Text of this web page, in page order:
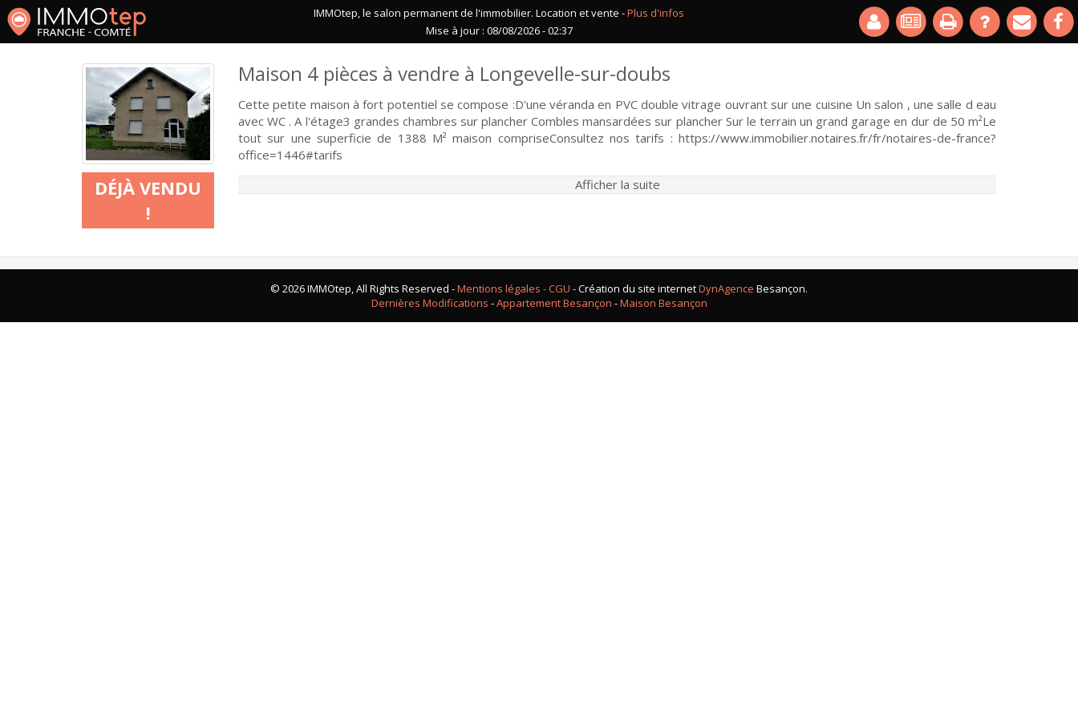
IMMOtep, le salon permanent de l'immobilier. Location et vente -Plus d'infos
Mise à jour : 08/08/2026 - 02:37
DÉJÀ VENDU
!
Maison 4 pièces à vendre à Longevelle-sur-doubs
Cette petite maison à fort potentiel se compose :D'une véranda en PVC double vitrage ouvrant sur une cuisine Un salon , une salle d eau
avec WC . A l'étage3 grandes chambres sur plancher Combles mansardées sur plancher Sur le terrain un grand garage en dur de 50 m²Le
tout sur une superficie de 1388 M² maison compriseConsultez nos tarifs : https://www.immobilier.notaires.fr/fr/notaires-de-france?
office=1446#tarifs
Afficher la suite
© 2026 IMMOtep, All Rights Reserved -Mentions légales - CGU - Création du site internetDynAgence Besançon.
Dernières Modifications -Appartement Besançon -Maison Besançon